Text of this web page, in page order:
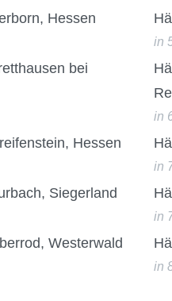
Hessen
in
bei
in
Hessen
in
Siegerland
in
Westerwald
in